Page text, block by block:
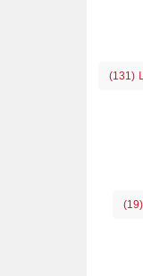
(131)
(19)